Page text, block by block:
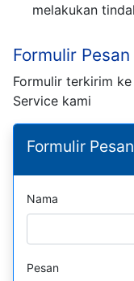
melakukan
Formulir Pesan
Formulir terkirim
Service kami
Formulir Pesan
Nama
Pesan